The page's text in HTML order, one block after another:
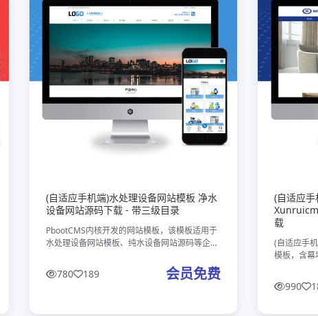
(自适应手机端)水处理设备网站模板 净水
设备网站源码下载 - 带三级目录
PbootCMS内核开发的网站模板，该模板适用于
水处理设备网站模板、纯水设备网站源码等企
换成其他行业的即可；数据即时同步，简单适
用！附带测试数据！ 友好的se
780 189 会员免费
(自适应
载
(自适应手
模板，含幕
业展示产
专业线上平
990